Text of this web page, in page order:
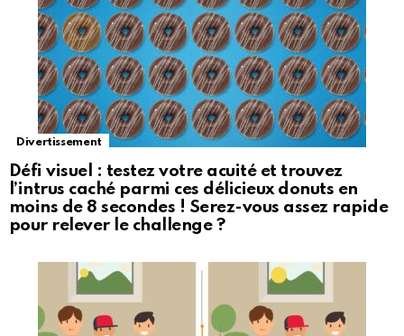
Divertissement
Défi visuel : testez votre acuité et trouvez
l’intrus caché parmi ces délicieux donuts en
moins de 8 secondes ! Serez-vous assez rapide
pour relever le challenge ?